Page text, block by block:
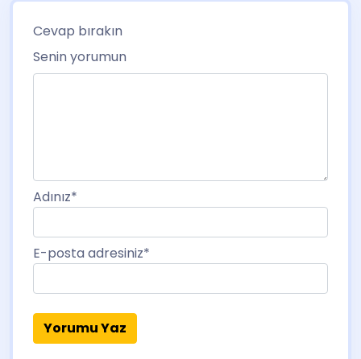
Cevap bırakın
Senin yorumun
Adınız*
E-posta adresiniz*